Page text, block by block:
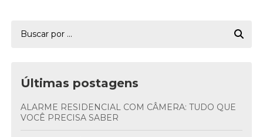
Últimas postagens
ALARME RESIDENCIAL COM CÂMERA: TUDO QUE
VOCÊ PRECISA SABER